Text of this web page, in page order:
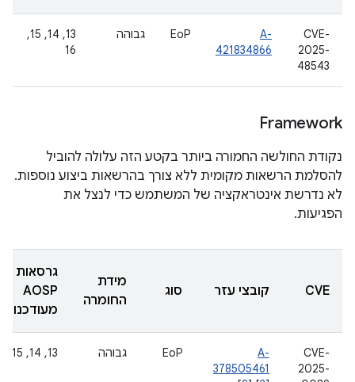
CVE-
2025-
48543
A-
421834866
EoP גבוהה
‫13, 14, 15,
16
Framework
נקודת החולשה החמורה ביותר בקטע הזה עלולה להוביל
להסלמת הרשאות מקומית ללא צורך בהרשאות ביצוע נוספות.
לא נדרשת אינטראקציה של המשתמש כדי לנצל את
הפגיעות.
CVE קובצי עזר סוג
מידת
החומרה
גרסאות
AOSP
מעודכנות
CVE-
2025-
A-
378505461
EoP גבוהה ‫13, 14, 15